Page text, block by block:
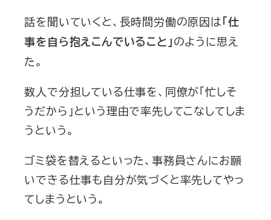
話を聞いていくと、長時間労働の原因は「仕
事を自ら抱えこんでいること」のように思え
た。
数人で分担している仕事を、同僚が「忙しそ
うだから」という理由で率先してこなしてしま
うという。
ゴミ袋を替えるといった、事務員さんにお願
いできる仕事も自分が気づくと率先してやっ
てしまうという。